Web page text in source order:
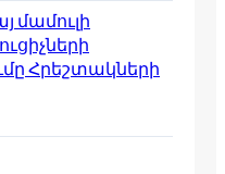
մամուլի
Հրեշտակների